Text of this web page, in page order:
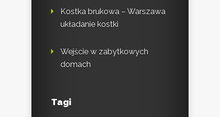
Kostka brukowa – Warszawa
układanie kostki
Wejście w zabytkowych
domach
Tagi